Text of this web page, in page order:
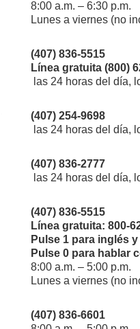
8:00 a.m. – 6:30 p.m.
Lunes a viernes (no
(407) 836-5515
Línea gratuita (800)
las 24 horas del día,
(407) 254-9698
las 24 horas del día,
(407) 836-2777
las 24 horas del día,
(407) 836-5515
Línea gratuita: 800-
Pulse 1 para inglés
Pulse 0 para hablar
8:00 a.m. – 5:00 p.m.
Lunes a viernes (no
(407) 836-6601